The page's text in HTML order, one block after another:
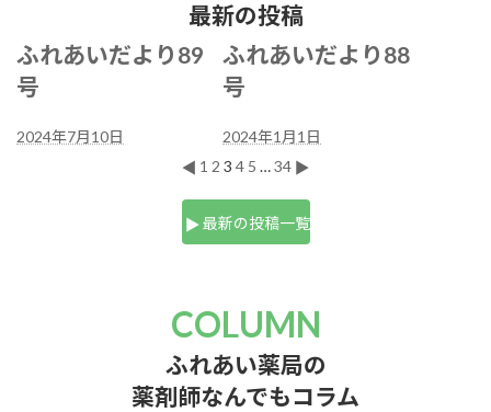
最新の投稿
ふれあいだより89
号
2024年7月10日
ふれあいだより88
号
2024年1月1日
▲1 2 3 4 5 …34▲
最新の投稿一覧
COLUMN
ふれあい薬局の
薬剤師なんでもコラム